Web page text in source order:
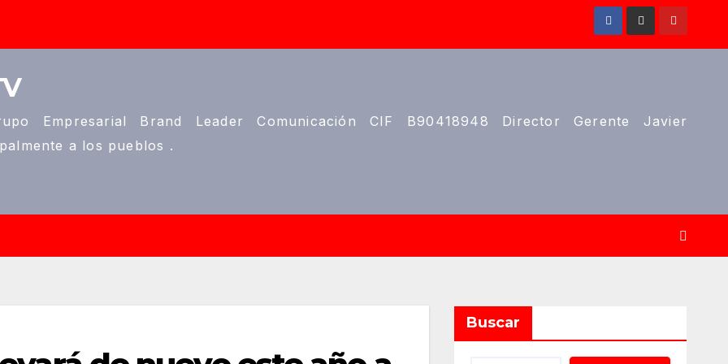
Empresarial Brand Leader Comunicación CIF B90418948 Director Gerente Javier
a los pueblos .
Buscar